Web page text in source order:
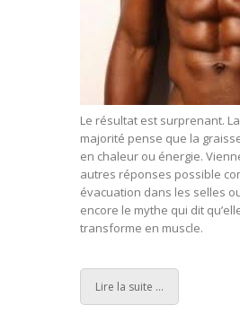
Le résultat est surprenant.
majorité pense que la
en chaleur ou énergie.
autres réponses possible
évacuation dans les selles
encore le mythe qui dit
transforme en muscle.
Lire la suite ...